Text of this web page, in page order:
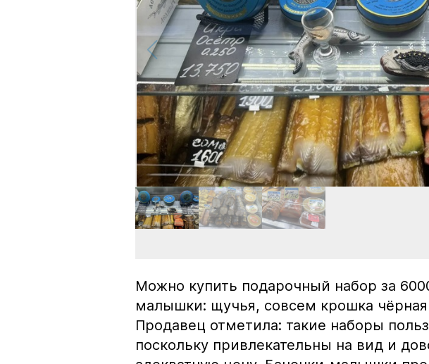
Можно купить подарочный набор за
малышки: щучья, совсем крошка
Продавец отметила: такие наборы
поскольку привлекательны на вид и